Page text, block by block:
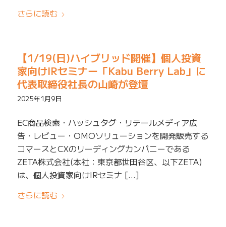
さらに読む
【1/19(日)ハイブリッド開催】個人投資
家向けIRセミナー「Kabu Berry Lab」に
代表取締役社長の山崎が登壇
2025年1月9日
EC商品検索・ハッシュタグ・リテールメディア広
告・レビュー・OMOソリューションを開発販売する
コマースとCXのリーディングカンパニーである
ZETA株式会社(本社：東京都世田谷区、以下ZETA)
は、個人投資家向けIRセミナ […]
さらに読む